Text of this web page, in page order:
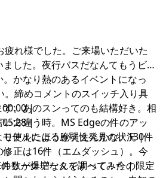
れ様でした。ご来場いただいた
した。夜行バスだなんてもうビッ
かなり熱のあるイベントになっ
。締めコメントのスイッチ入り具
。あのスンってのも結構好き。相
方違う時。MS Edgeの件のアッ
使えたほうがええんかな。130件
正は16件（エムダッシュ）。今
数が爆増なんですって！今の限定
00:00 |
|
デルによる脆弱性発見の状況 |
リークデータを調べてみた |